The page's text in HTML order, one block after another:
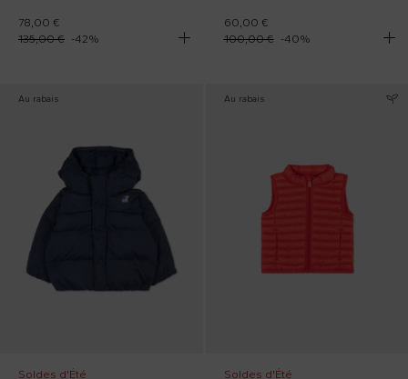
78,00 €
135,00 € -42%
60,00 €
100,00 €
-40%
Au rabais
Soldes d'Été
Au rabais
Soldes d'Été